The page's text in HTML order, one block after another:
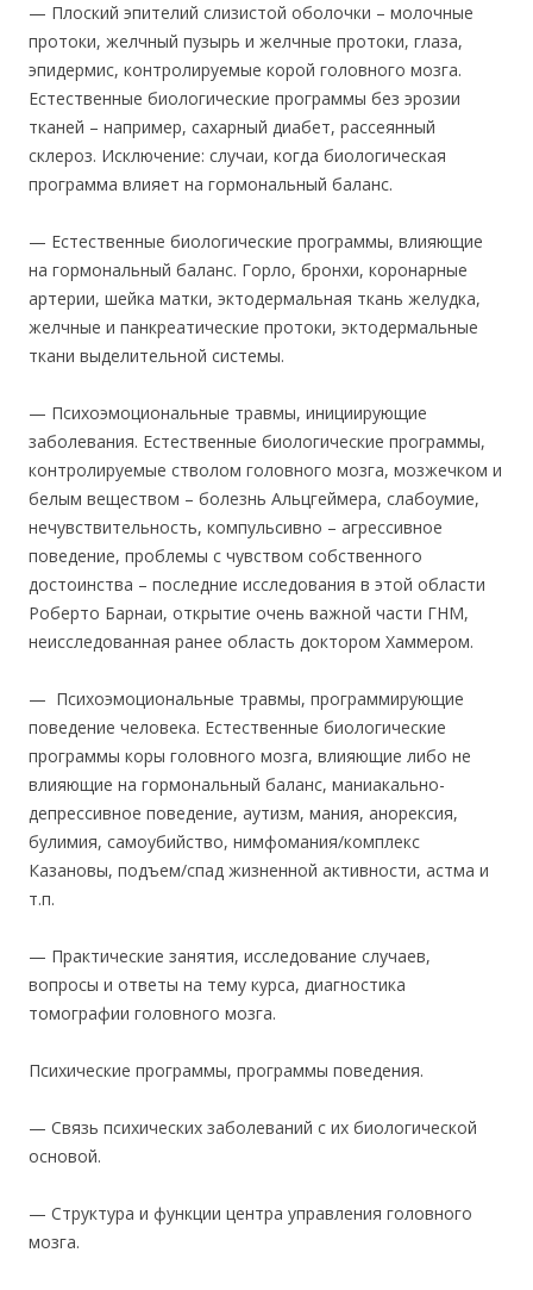
— Плоский эпителий слизистой оболочки – молочные
протоки, желчный пузырь и желчные протоки, глаза,
эпидермис, контролируемые корой головного мозга.
Естественные биологические программы без эрозии
тканей – например, сахарный диабет, рассеянный
склероз. Исключение: случаи, когда биологическая
программа влияет на гормональный баланс.
— Естественные биологические программы, влияющие
на гормональный баланс. Горло, бронхи, коронарные
артерии, шейка матки, эктодермальная ткань желудка,
желчные и панкреатические протоки, эктодермальные
ткани выделительной системы.
— Психоэмоциональные травмы, инициирующие
заболевания. Естественные биологические программы,
контролируемые стволом головного мозга, мозжечком и
белым веществом – болезнь Альцгеймера, слабоумие,
нечувствительность, компульсивно – агрессивное
поведение, проблемы с чувством собственного
достоинства – последние исследования в этой области
Роберто Барнаи, открытие очень важной части ГНМ,
неисследованная ранее область доктором Хаммером.
— Психоэмоциональные травмы, программирующие
поведение человека. Естественные биологические
программы коры головного мозга, влияющие либо не
влияющие на гормональный баланс, маниакально-
депрессивное поведение, аутизм, мания, анорексия,
булимия, самоубийство, нимфомания/комплекс
Казановы, подъем/спад жизненной активности, астма и
т.п.
— Практические занятия, исследование случаев,
вопросы и ответы на тему курса, диагностика
томографии головного мозга.
Психические программы, программы поведения.
— Связь психических заболеваний с их биологической
основой.
— Структура и функции центра управления головного
мозга.